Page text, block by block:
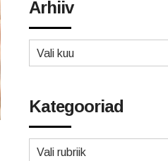
Arhiiv
Vali kuu
Kategooriad
Vali rubriik